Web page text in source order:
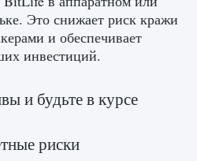
ошибку
Delta
1 945 0
Это снижает риск кражи
и обеспечивает
инвестиций.
и будьте в курсе
риски